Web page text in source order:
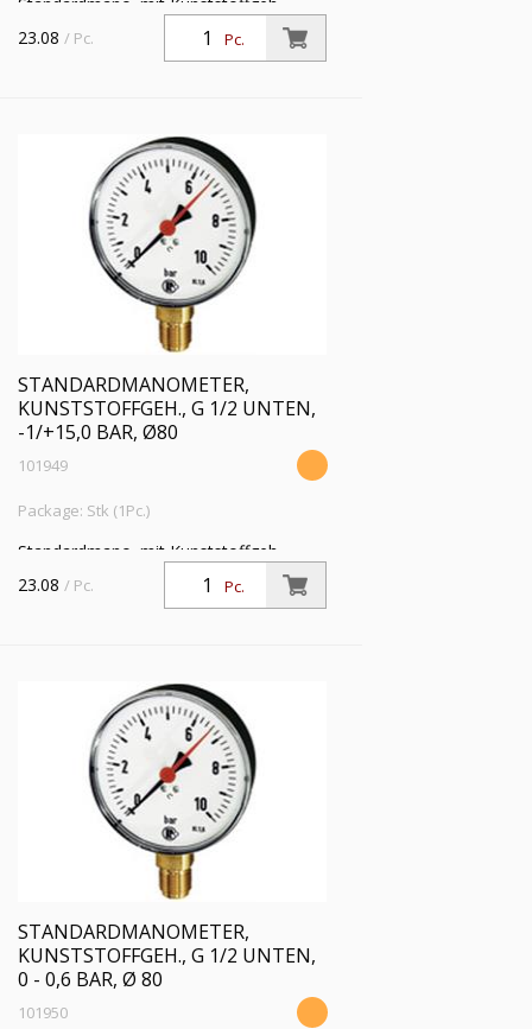
Einfachskala in bar, Anschluss radial
unten, G 1/2, Güteklasse 1,6, Messber.
Pc.
23.08 / Pc.
STANDARDMANOMETER,
KUNSTSTOFFGEH., G 1/2 UNTEN,
-1/+15,0 BAR, Ø80
101949
Package: Stk (1Pc.)
Standardmano. mit Kunststoffgeh.,
Einfachskala in bar, Anschluss radial
unten, G 1/2, Güteklasse 1,6, Messber.
Pc.
23.08 / Pc.
STANDARDMANOMETER,
KUNSTSTOFFGEH., G 1/2 UNTEN,
0 - 0,6 BAR, Ø 80
101950